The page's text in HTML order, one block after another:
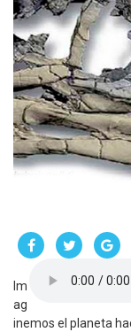
Im
ag
inemos el planeta